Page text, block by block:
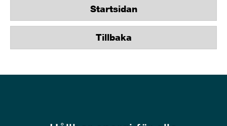
Startsidan
Tillbaka